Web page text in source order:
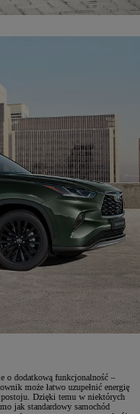
o dodatkową funkcjonalność –
może łatwo uzupełnić energię
postoju. Dzięki temu w niektórych
jak standardowy samochód